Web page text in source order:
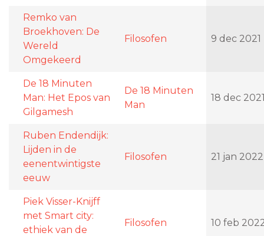
Remko van
Broekhoven: De
Wereld
Omgekeerd
Filosofen 9 dec 2021
De 18 Minuten
Man: Het Epos van
Gilgamesh
De 18 Minuten
Man
18 dec
Ruben Endendijk:
Lijden in de
eenentwintigste
eeuw
Filosofen 21 jan 2022
Piek Visser-Knijff
met Smart city:
ethiek van de
Filosofen 10 feb